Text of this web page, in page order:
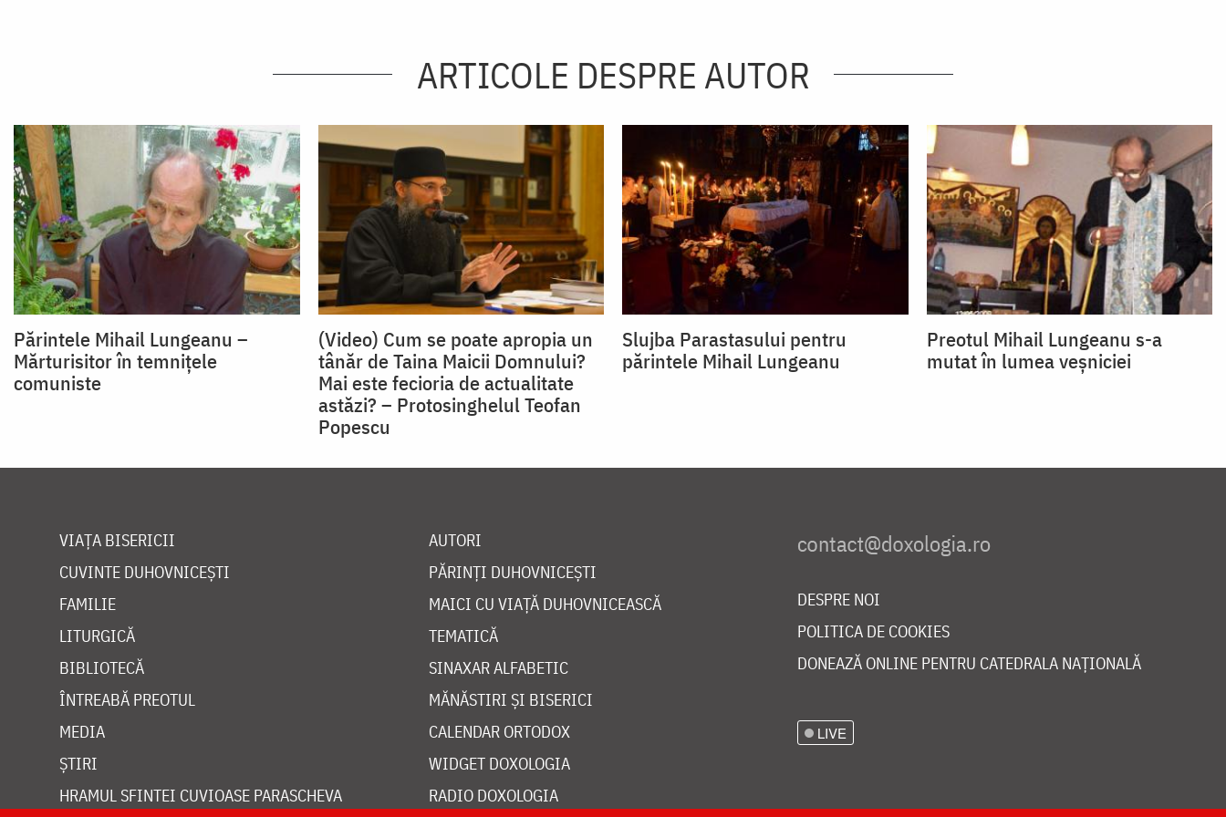
ARTICOLE DESPRE AUTOR
Părintele Mihail Lungeanu –
Mărturisitor în temnițele
comuniste
(Video) Cum se poate apropia un
tânăr de Taina Maicii Domnului?
Mai este fecioria de actualitate
astăzi? – Protosinghelul Teofan
Popescu
Slujba Parastasului pentru
părintele Mihail Lungeanu
Preotul Mihail Lungeanu s-a
mutat în lumea veşniciei
VIAȚA BISERICII
CUVINTE DUHOVNICEȘTI
FAMILIE
LITURGICĂ
BIBLIOTECĂ
ÎNTREABĂ PREOTUL
MEDIA
ȘTIRI
HRAMUL SFINTEI CUVIOASE PARASCHEVA
AUTORI
PĂRINȚI DUHOVNICEȘTI
MAICI CU VIAȚĂ DUHOVNICEASCĂ
TEMATICĂ
SINAXAR ALFABETIC
MĂNĂSTIRI ȘI BISERICI
CALENDAR ORTODOX
WIDGET DOXOLOGIA
RADIO DOXOLOGIA
DESPRE NOI
POLITICA DE COOKIES
DONEAZĂ ONLINE PENTRU CATEDRALA NAȚIONALĂ
LIVE